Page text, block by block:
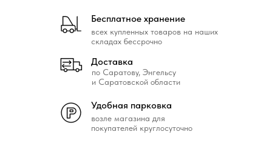
возле магазина для
покупателей круглосуточно
Удобная парковка
всех купленных товаров на наших
складах бессрочно
Бесплатное хранение
по Саратову, Энгельсу
и Саратовской области
Доставка